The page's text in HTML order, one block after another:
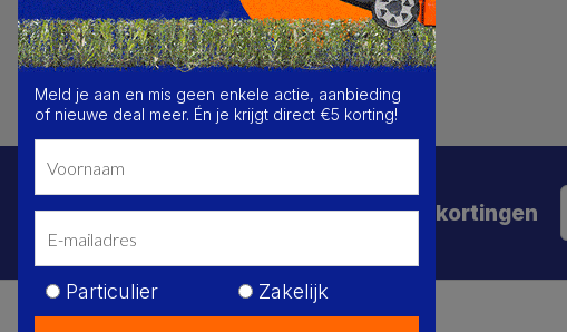
Schrijf je in voor de beste deals en kortingen
Meld je aan en mis geen enkele actie, aanbieding
of nieuwe deal meer. Én je krijgt direct €5 korting!
Particulier Zakelijk